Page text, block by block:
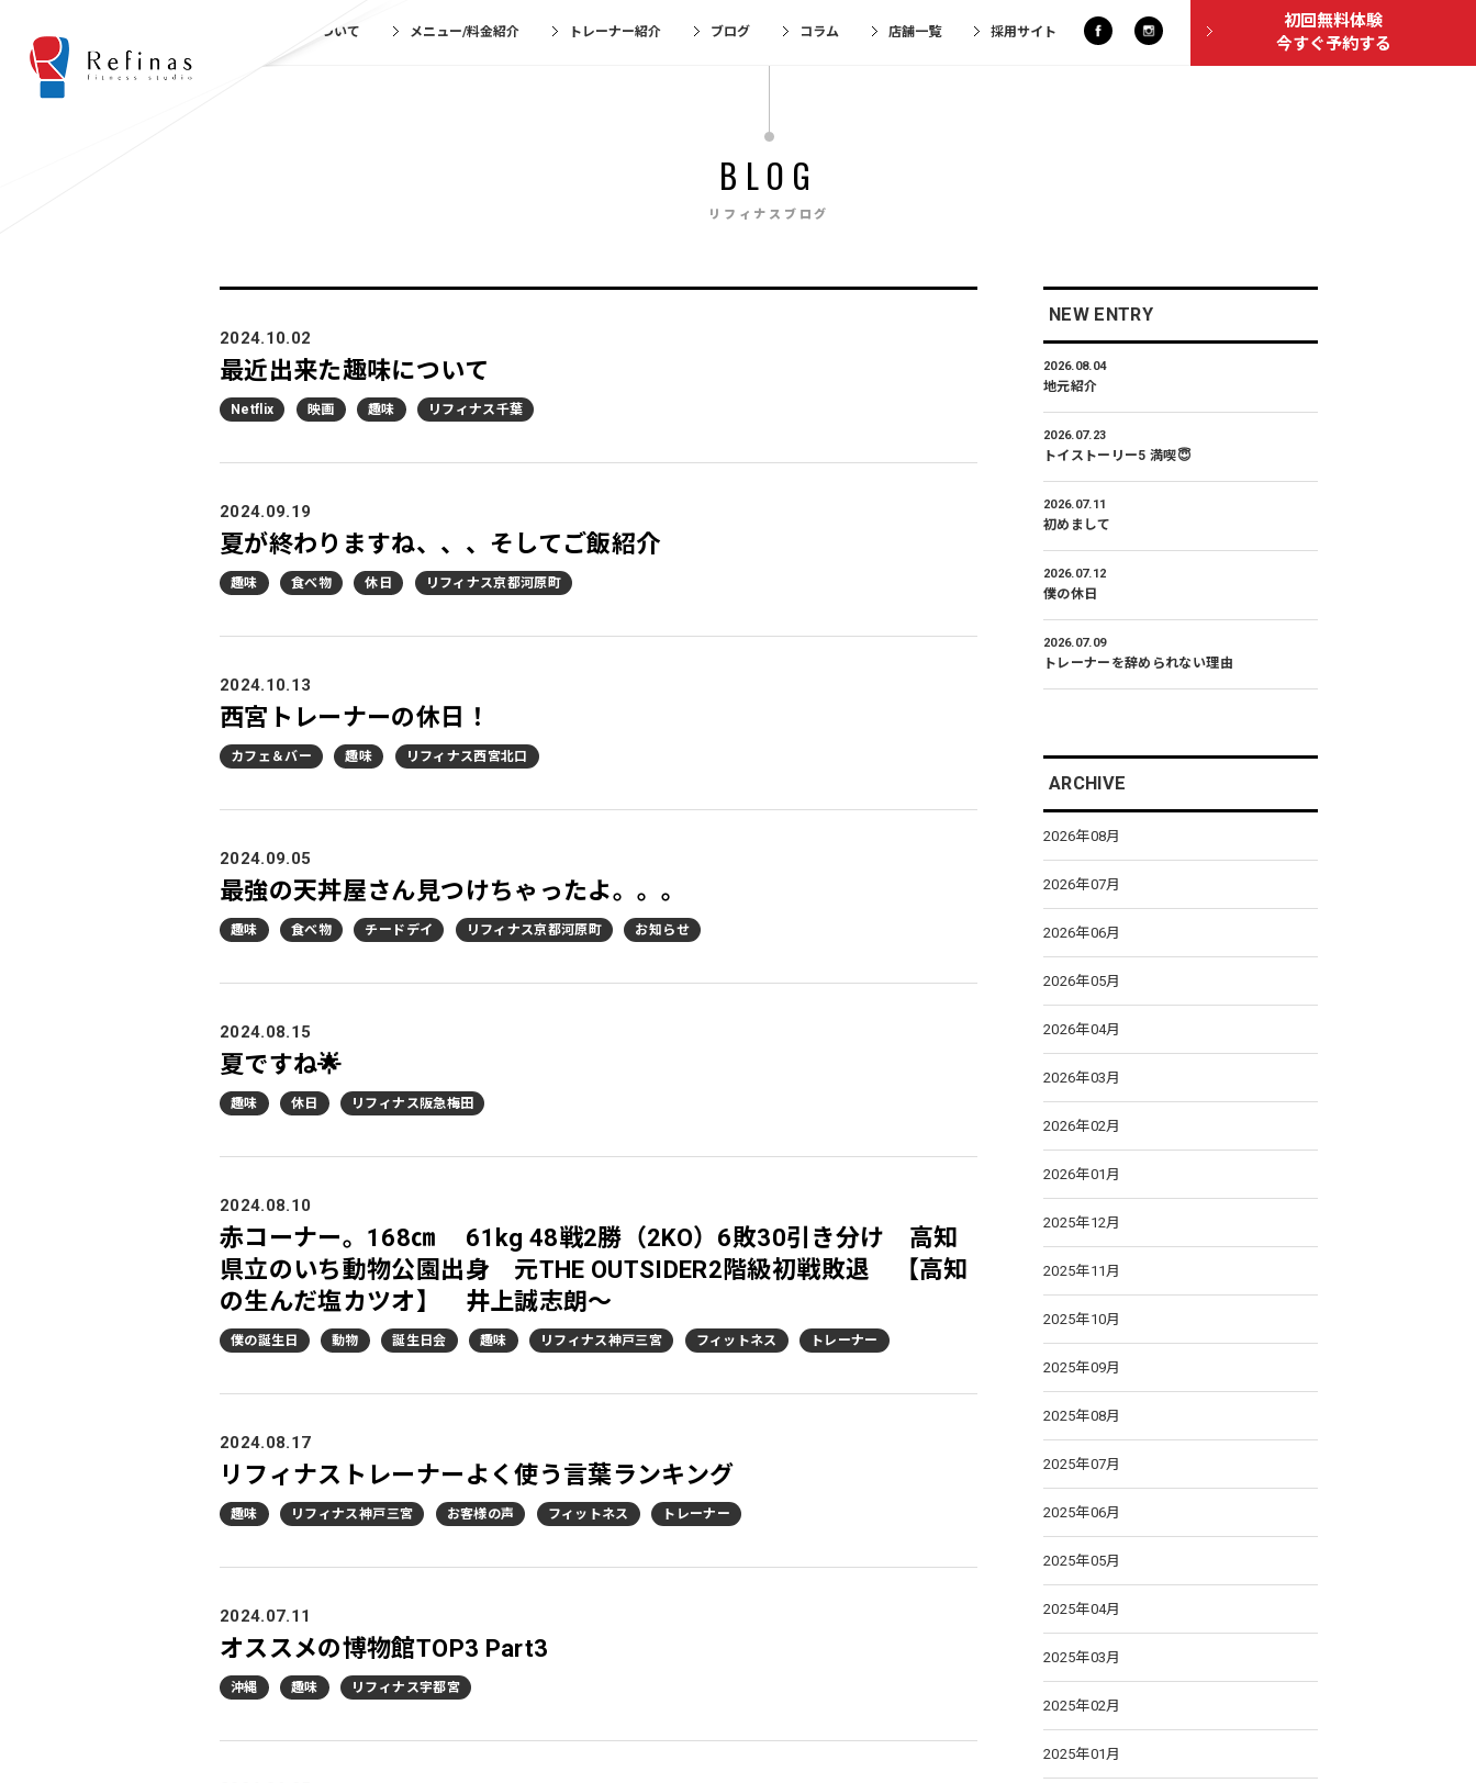
リフィナスについて メニュー/料金紹介 トレーナー紹介 ブログ コラム 店舗一覧 採用サイト
初回無料体験
今すぐ予約する
BLOG
リフィナスブログ
2024.10.02
最近出来た趣味について
Netflix 映画 趣味 リフィナス千葉
2024.09.19
夏が終わりますね、、、そしてご飯紹介
趣味 食べ物 休日 リフィナス京都河原町
2024.10.13
西宮トレーナーの休日！
カフェ＆バー 趣味 リフィナス西宮北口
2024.09.05
最強の天丼屋さん見つけちゃったよ。。。
趣味 食べ物 チードデイ リフィナス京都河原町 お知らせ
2024.08.15
夏ですね🌟
趣味 休日 リフィナス阪急梅田
2024.08.10
赤コーナー。168㎝ 61kg 48戦2勝（2KO）6敗30引き分け 高知
県立のいち動物公園出身 元THE OUTSIDER2階級初戦敗退 【高知
の生んだ塩カツオ】 井上誠志朗～
僕の誕生日 動物 誕生日会 趣味 リフィナス神戸三宮 フィットネス トレーナー
2024.08.17
リフィナストレーナーよく使う言葉ランキング
趣味 リフィナス神戸三宮 お客様の声 フィットネス トレーナー
2024.07.11
オススメの博物館TOP3 Part3
沖縄 趣味 リフィナス宇都宮
NEW ENTRY
2026.08.04
地元紹介
2026.07.23
トイストーリー5 満喫😇
2026.07.11
初めまして
2026.07.12
僕の休日
2026.07.09
トレーナーを辞められない理由
ARCHIVE
2026年08月
2026年07月
2026年06月
2026年05月
2026年04月
2026年03月
2026年02月
2026年01月
2025年12月
2025年11月
2025年10月
2025年09月
2025年08月
2025年07月
2025年06月
2025年05月
2025年04月
2025年03月
2025年02月
2025年01月